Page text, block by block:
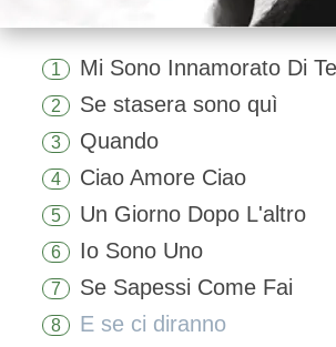
1 Mi Sono Innamorato Di Te
2 Se stasera sono quì
3 Quando
4 Ciao Amore Ciao
5 Un Giorno Dopo L'altro
6 Io Sono Uno
7 Se Sapessi Come Fai
8 E se ci diranno